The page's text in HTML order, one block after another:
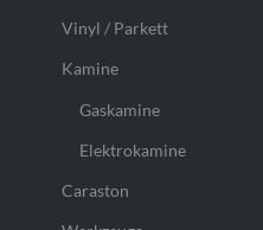
Vinyl / Parkett
Kamine
Gaskamine
Elektrokamine
Caraston